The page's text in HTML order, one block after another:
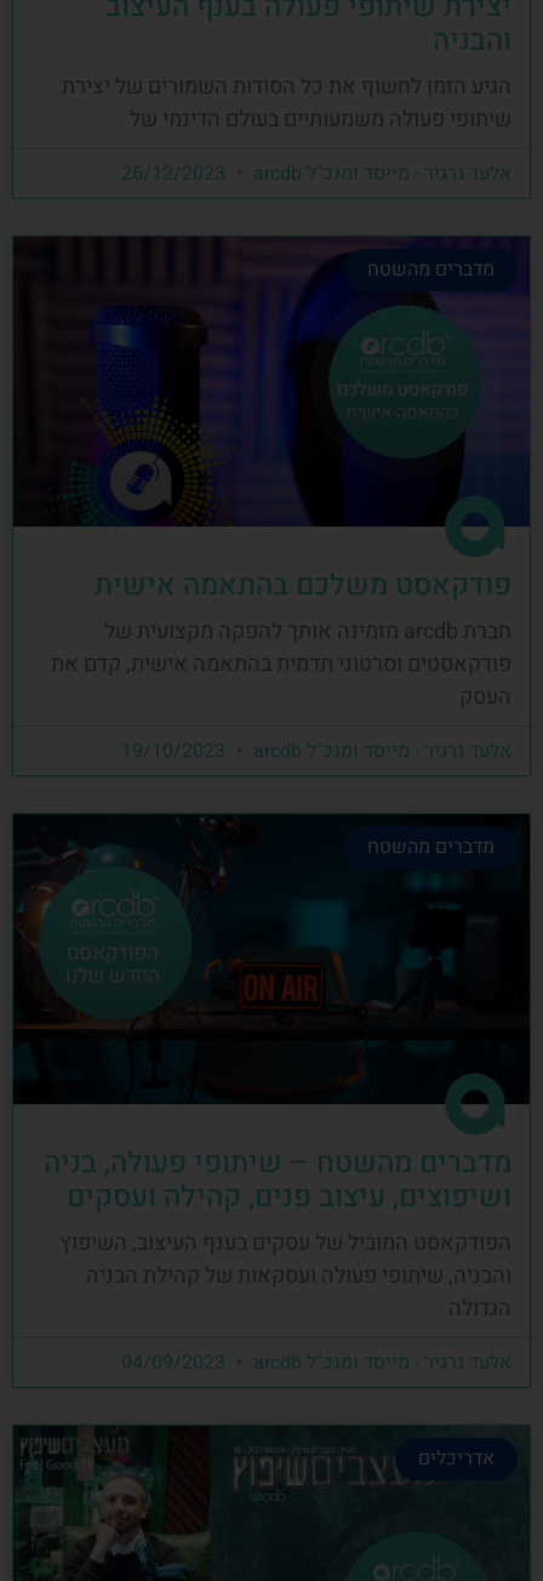
והבניה
הגיע הזמן לחשוף את כל הסודות השמורים של יצירת
שיתופי פעולה משמעותיים בעולם הדינמי של
אלעד גרגיר - מייסד ומנכ"ל arcdb
מדברים מהשטח
פודקאסט משלכם בהתאמה אישית
חברת arcdb מזמינה אותך להפקה מקצועית של
פודקאסטים וסרטוני תדמית בהתאמה אישית, קדם את
העסק
אלעד גרגיר - מייסד ומנכ"ל arcdb
מדברים מהשטח
מדברים מהשטח – שיתופי פעולה, בניה
ושיפוצים, עיצוב פנים, קהילה ועסקים
הפודקאסט המוביל של עסקים בענף העיצוב, השיפוץ
והבניה, שיתופי פעולה ועסקאות של קהילת הבניה
הגדולה
אלעד גרגיר - מייסד ומנכ"ל arcdb
אדריכלים